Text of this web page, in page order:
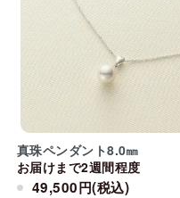
真珠ペンダント8.0㎜
お届けまで2週間程度
49,500円(税込)